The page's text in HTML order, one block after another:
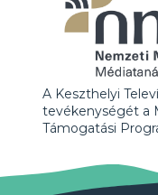
A Keszthelyi
tevékenységét a
Támogatási